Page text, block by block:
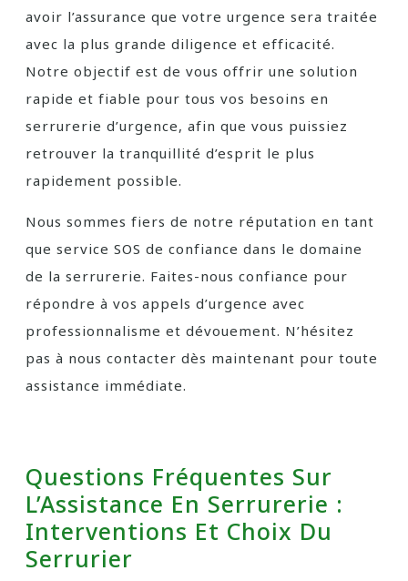
avoir l’assurance que votre urgence sera traitée
avec la plus grande diligence et efficacité.
Notre objectif est de vous offrir une solution
rapide et fiable pour tous vos besoins en
serrurerie d’urgence, afin que vous puissiez
retrouver la tranquillité d’esprit le plus
rapidement possible.
Nous sommes fiers de notre réputation en tant
que service SOS de confiance dans le domaine
de la serrurerie. Faites-nous confiance pour
répondre à vos appels d’urgence avec
professionnalisme et dévouement. N’hésitez
pas à nous contacter dès maintenant pour toute
assistance immédiate.
Questions Fréquentes Sur
L’Assistance En Serrurerie :
Interventions Et Choix Du
Serrurier